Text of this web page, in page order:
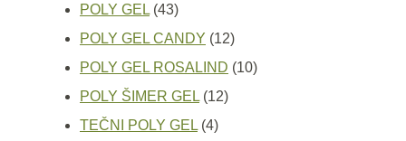
POLY GEL 4343
proizvoda
POLY GEL CANDY 1212
proizvoda
POLY GEL ROSALIND 1010
POLY ŠIMER GEL 1212
TEČNI POLY GEL 44